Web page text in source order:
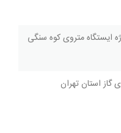
ايستگاه متروی کوه سنگی
گاز استان تهران